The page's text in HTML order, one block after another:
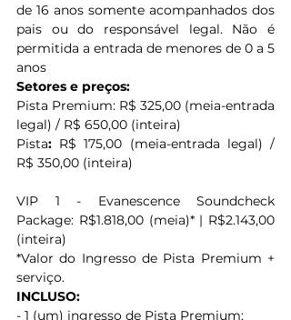
de 16 anos somente acompanhados dos
pais ou do responsável legal. Não é
permitida a entrada de menores de 0 a 5
anos
Setores e preços:
Pista Premium: R$ 325,00 (meia-entrada
legal) / R$ 650,00 (inteira)
Pista: R$ 175,00 (meia-entrada legal) /
R$ 350,00 (inteira)
VIP 1 - Evanescence Soundcheck
Package: R$1.818,00 (meia)* | R$2.143,00
(inteira)
*Valor do Ingresso de Pista Premium +
serviço.
INCLUSO:
- 1 (um) ingresso de Pista Premium;